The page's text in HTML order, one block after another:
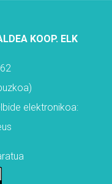
KOOP. ELK
elektronikoa: